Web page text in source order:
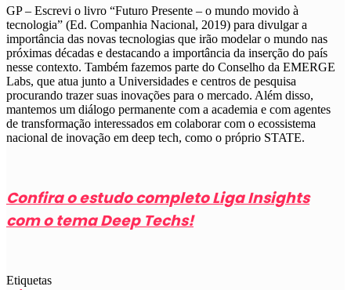
GP – Escrevi o livro “Futuro Presente – o mundo movido à
tecnologia” (Ed. Companhia Nacional, 2019) para divulgar a
importância das novas tecnologias que irão modelar o mundo nas
próximas décadas e destacando a importância da inserção do país
nesse contexto. Também fazemos parte do Conselho da EMERGE
Labs, que atua junto a Universidades e centros de pesquisa
procurando trazer suas inovações para o mercado. Além disso,
mantemos um diálogo permanente com a academia e com agentes
de transformação interessados em colaborar com o ecossistema
nacional de inovação em deep tech, como o próprio STATE.
Confira o estudo completo Liga Insights
com o tema Deep Techs!
Etiquetas